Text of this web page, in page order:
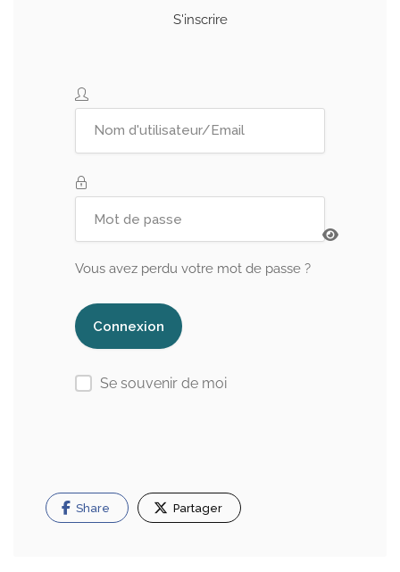
S'inscrire
Vous avez perdu votre mot de passe ?
Se souvenir de moi
Share Partager